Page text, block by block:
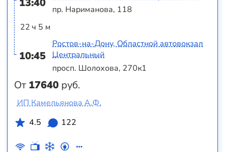
13:40
22 ч 5 м
10:45
От 17640 руб.
пр. Нариманова, 118
Ростов-на-Дону, Областной автовокзал
Центральный
просп. Шолохова, 270к1
ИП Камельянова А.Ф.
4.5
122